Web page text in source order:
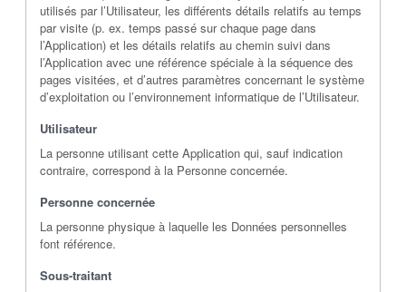
utilisés par l’Utilisateur, les différents détails relatifs au temps
par visite (p. ex. temps passé sur chaque page dans
l’Application) et les détails relatifs au chemin suivi dans
l’Application avec une référence spéciale à la séquence des
pages visitées, et d’autres paramètres concernant le système
d’exploitation ou l’environnement informatique de l’Utilisateur.
Utilisateur
La personne utilisant cette Application qui, sauf indication
contraire, correspond à la Personne concernée.
Personne concernée
La personne physique à laquelle les Données personnelles
font référence.
Sous-traitant